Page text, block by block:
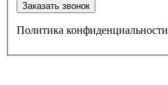
Заказать звонок
Политика конфиденциальности